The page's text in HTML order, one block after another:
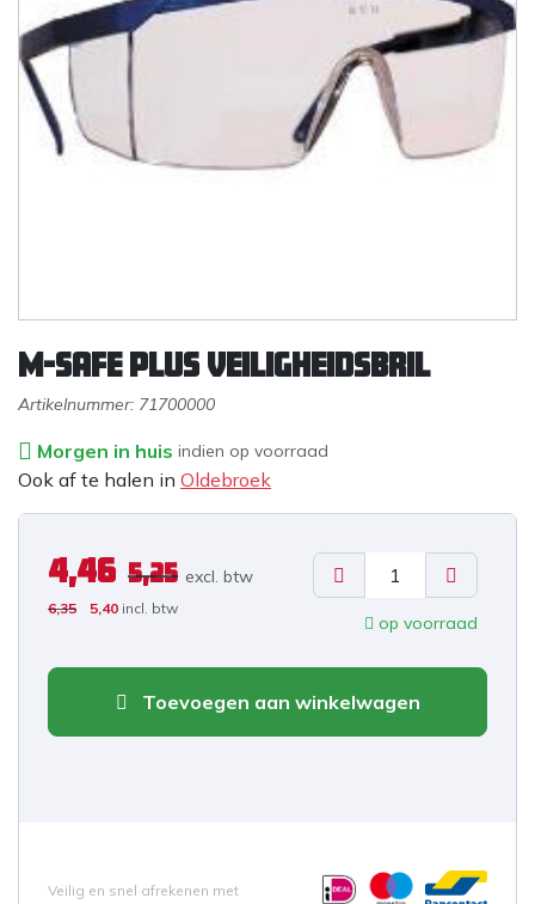
M-Safe Plus veiligheidsbril
Artikelnummer: 71700000
Morgen in huis indien op voorraad
Ook af te halen in Oldebroek
4,46 5,25 excl. btw
6,35 5,40 incl. btw
op voorraad
Toevoegen aan winkelwagen
Veilig en snel afrekenen met